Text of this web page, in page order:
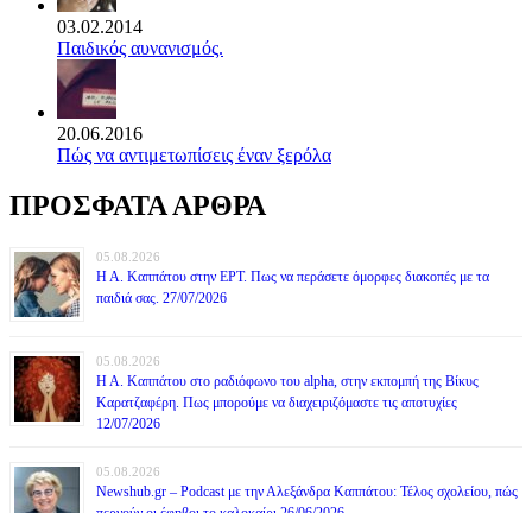
03.02.2014
Παιδικός αυνανισμός.
20.06.2016
Πώς να αντιμετωπίσεις έναν ξερόλα
ΠΡΟΣΦΑΤΑ ΑΡΘΡΑ
05.08.2026
Η Α. Καππάτου στην ΕΡΤ. Πως να περάσετε όμορφες διακοπές με τα
παιδιά σας. 27/07/2026
05.08.2026
Η Α. Καππάτου στο ραδιόφωνο του alpha, στην εκπομπή της Βίκυς
Καρατζαφέρη. Πως μπορούμε να διαχειριζόμαστε τις αποτυχίες
12/07/2026
05.08.2026
Newshub.gr – Podcast με την Αλεξάνδρα Καππάτου: Τέλος σχολείου, πώς